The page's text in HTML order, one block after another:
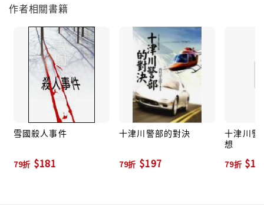
智，老謀深算。
龜井刑警：十津川警部的得力助手，四十五歲。
三田村刑警：隸屬警視廳搜查一課的刑警。
日下刑警：十津川的部下，二十八歲前後的年輕刑警。
西本刑警：和日下刑警同為二十八歲前後的年輕刑警。
北條刑警：十津川的幹練女性部下。
■作者簡介
西村京太郎
東京都立電機工業學校畢業，在擔任了十一年的國家公
務員後離職開始作家生涯。以《歪斜的早晨》獲「ALL
作者相關書籍
雪國殺人事件
79折 $181
十津川警部的對決
79折 $197
十津川警
想
79折